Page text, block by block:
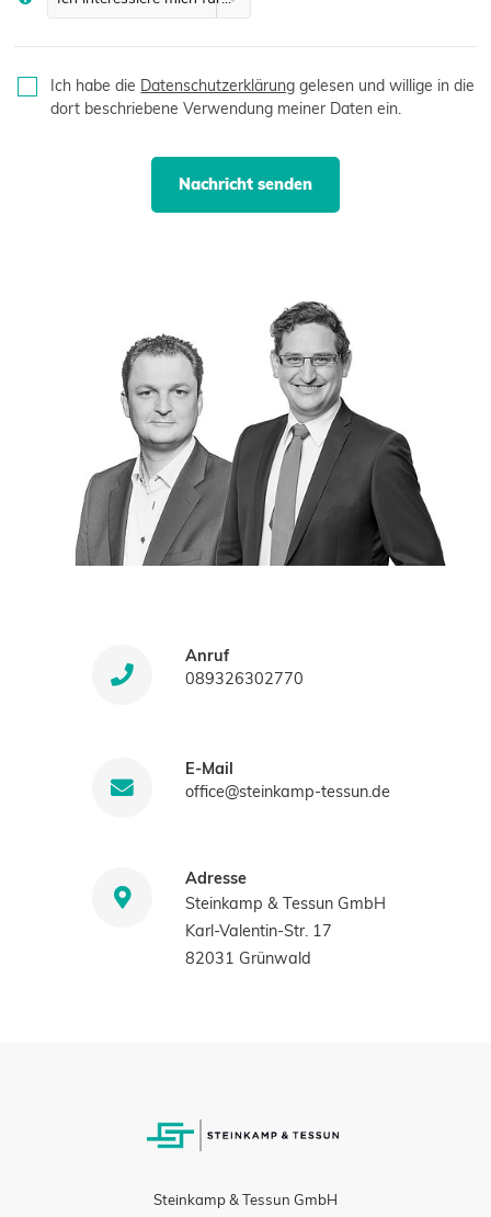
Ich habe die Datenschutzerklärung gelesen und willige in die
dort beschriebene Verwendung meiner Daten ein.
Nachricht senden
Anruf
089326302770
E-Mail
office@steinkamp-tessun.de
Adresse
Steinkamp & Tessun GmbH
Karl-Valentin-Str. 17
82031 Grünwald
Steinkamp & Tessun GmbH